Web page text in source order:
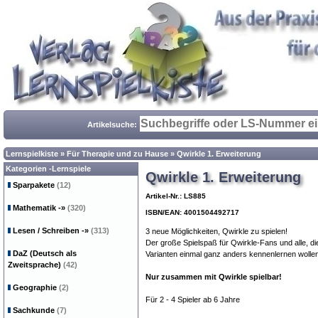
Artikelsuche:
Lernspielkiste » Für Therapie und zu Hause » Qwirkle 1. Erweiterung
Qwirkle 1. Erweiterung
Artikel-Nr.: LS885
ISBN/EAN: 4001504492717
3 neue Möglichkeiten, Qwirkle zu spielen!
Der große Spielspaß für Qwirkle-Fans und alle,
Varianten einmal ganz anders kennenlernen
Nur zusammen mit Qwirkle spielbar!
Für 2 - 4 Spieler ab 6 Jahre
Kategorien -Lernspiele
Sparpakete (12)
Mathematik -» (320)
Lesen / Schreiben -» (313)
DaZ (Deutsch als
Zweitsprache) (42)
Geographie (2)
Sachkunde (7)